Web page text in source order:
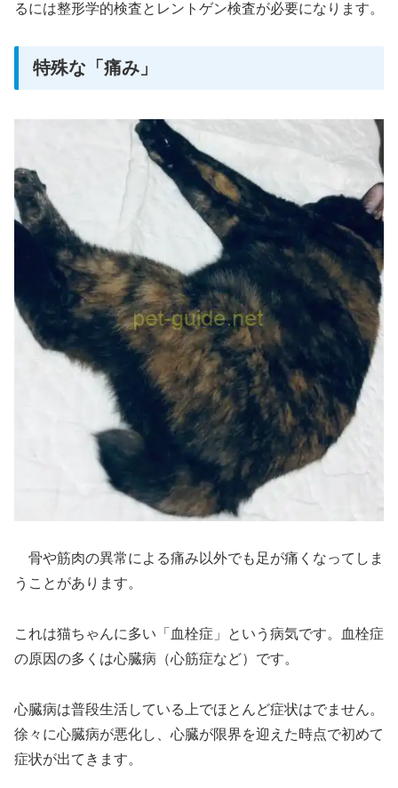
るには整形学的検査とレントゲン検査が必要になります。
特殊な「痛み」
骨や筋肉の異常による痛み以外でも足が痛くなってしま
うことがあります。
これは猫ちゃんに多い「血栓症」という病気です。血栓症
の原因の多くは心臓病（心筋症など）です。
心臓病は普段生活している上でほとんど症状はでません。
徐々に心臓病が悪化し、心臓が限界を迎えた時点で初めて
症状が出てきます。